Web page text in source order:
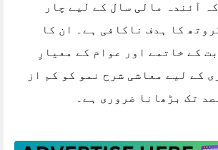
آئندہ مالی سال کے لیے چار
کا ہدف ناکافی ہے۔ ان کا
کے خاتمے اور عوام کے معیارِ
کے لیے معاشی شرح نمو کو کم از
تک بڑھانا ضروری ہے۔